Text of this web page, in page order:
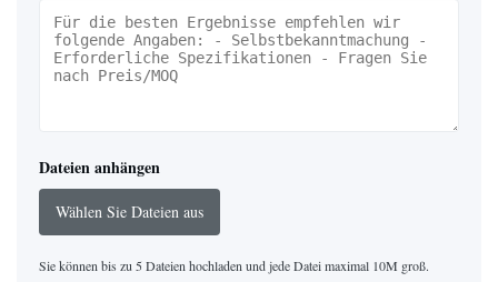
Dateien anhängen
Wählen Sie Dateien aus
Sie können bis zu 5 Dateien hochladen und jede Datei maximal 10M groß.